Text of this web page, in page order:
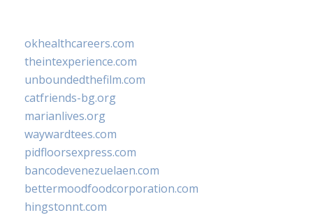
okhealthcareers.com
theintexperience.com
unboundedthefilm.com
catfriends-bg.org
marianlives.org
waywardtees.com
pidfloorsexpress.com
bancodevenezuelaen.com
bettermoodfoodcorporation.com
hingstonnt.com